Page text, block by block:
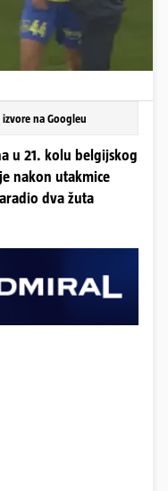
na Googleu
u 21. kolu belgijskog
nakon utakmice
dva žuta